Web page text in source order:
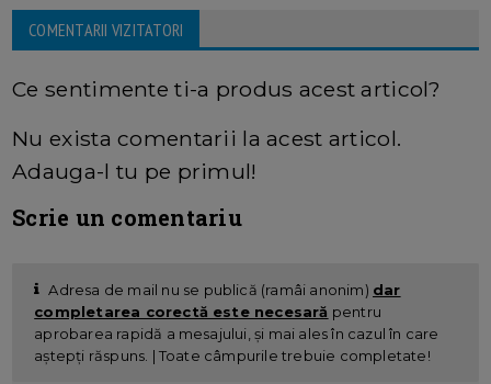
COMENTARII VIZITATORI
Ce sentimente ti-a produs acest articol?
Nu exista comentarii la acest articol.
Adauga-l tu pe primul!
Scrie un comentariu
Adresa de mail nu se publică (ramâi anonim) dar
completarea corectă este necesară pentru
aprobarea rapidă a mesajului, și mai ales în cazul în care
aștepți răspuns. | Toate câmpurile trebuie completate!